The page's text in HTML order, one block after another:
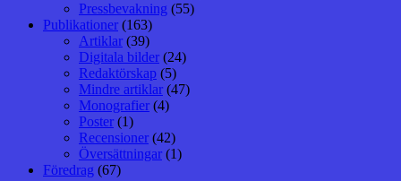
Pressbevakning (55)
Publikationer (163)
Artiklar (39)
Digitala bilder (24)
Redaktörskap (5)
Mindre artiklar (47)
Monografier (4)
Poster (1)
Recensioner (42)
Översättningar (1)
Föredrag (67)